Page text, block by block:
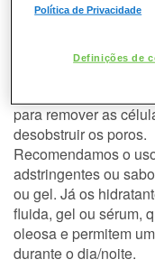
CONSULTORIA DE
O ritual de cuidados
limpeza, tonificação
específicos para
capazes de reduzir
para remover as
desobstruir os poros.
Recomendamos o
adstringentes ou
ou gel. Já os
fluida, gel ou sérum,
oleosa e permitem
durante o dia/noite.
Política de Privacidade
Definições de